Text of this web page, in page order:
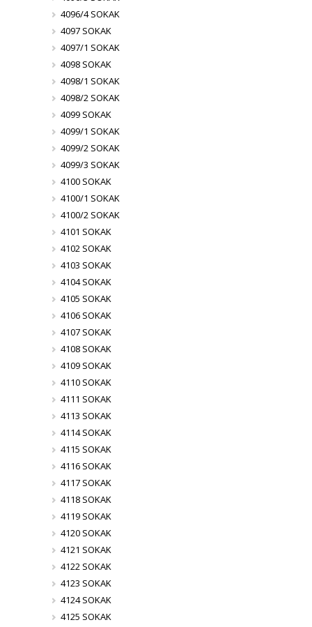
4096/4 SOKAK
4097 SOKAK
4097/1 SOKAK
4098 SOKAK
4098/1 SOKAK
4098/2 SOKAK
4099 SOKAK
4099/1 SOKAK
4099/2 SOKAK
4099/3 SOKAK
4100 SOKAK
4100/1 SOKAK
4100/2 SOKAK
4101 SOKAK
4102 SOKAK
4103 SOKAK
4104 SOKAK
4105 SOKAK
4106 SOKAK
4107 SOKAK
4108 SOKAK
4109 SOKAK
4110 SOKAK
4111 SOKAK
4113 SOKAK
4114 SOKAK
4115 SOKAK
4116 SOKAK
4117 SOKAK
4118 SOKAK
4119 SOKAK
4120 SOKAK
4121 SOKAK
4122 SOKAK
4123 SOKAK
4124 SOKAK
4125 SOKAK